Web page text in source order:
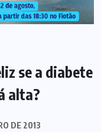
se a diabete
alta?
DE 2013